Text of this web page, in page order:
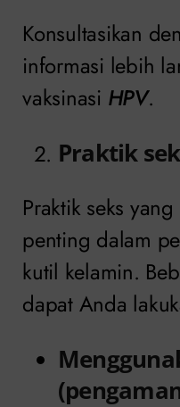
Konsultasikan
informasi lebih
vaksinasi HPV.
Praktik
Praktik seks
penting dalam
kutil kelamin.
dapat Anda